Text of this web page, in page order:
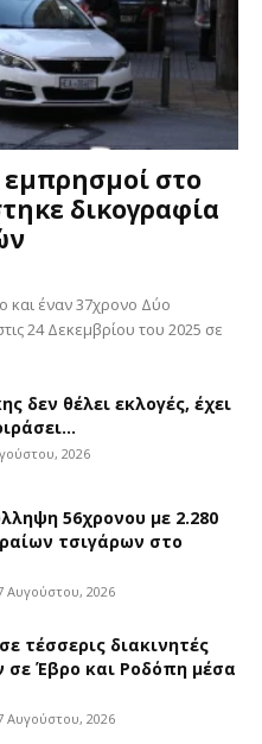
εμπρησμοί στο
δικογραφία
και έναν 37χρονο Δύο
24 Δεκεμβρίου του 2025 σε
δεν θέλει εκλογές, έχει
2026
56χρονου με 2.280
τσιγάρων στο
Αυγούστου, 2026
τέσσερις διακινητές
σε Έβρο και Ροδόπη μέσα
Αυγούστου, 2026